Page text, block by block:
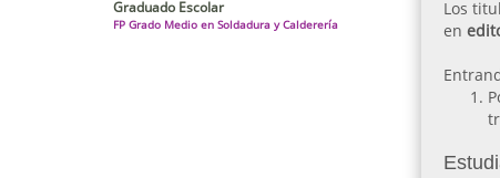
Los
en
Graduado Escolar
FP Grado Medio en Soldadura y Calderería